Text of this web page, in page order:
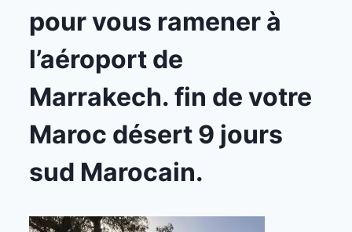
pour vous ramener à
l’aéroport de
Marrakech. fin de votre
Maroc désert 9 jours
sud Marocain.